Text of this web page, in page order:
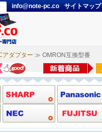
info@note-pc.co サイトマップ
アダプター ≫ OMRON互換型番